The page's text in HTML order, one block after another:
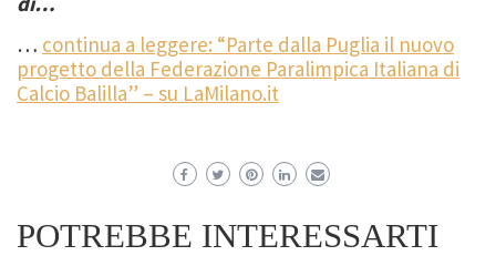
… continua a leggere: “Parte dalla Puglia il nuovo
progetto della Federazione Paralimpica Italiana di
Calcio Balilla” – su LaMilano.it
POTREBBE INTERESSARTI